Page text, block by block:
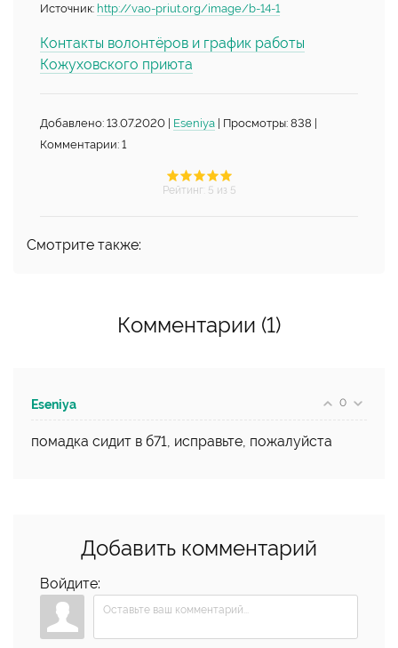
Источник: http://vao-priut.org/image/b-14-1
Контакты волонтёров и график работы
Кожуховского приюта
Добавлено: 13.07.2020 | Eseniya | Просмотры: 838 |
Комментарии: 1
Рейтинг: 5 из 5
Смотрите также:
Комментарии (1)
0
Eseniya
помадка сидит в б71, исправьте, пожалуйста
Добавить комментарий
Войдите: